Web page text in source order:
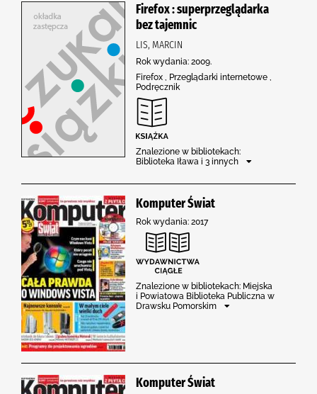
Firefox : superprzeglądarka
bez tajemnic
LIS, MARCIN
Rok wydania: 2009.
Firefox , Przeglądarki internetowe ,
Podręcznik
Znalezione w bibliotekach:
Biblioteka Iława i 3 innych
Komputer Świat
Rok wydania: 2017
Znalezione w bibliotekach: Miejska
i Powiatowa Biblioteka Publiczna w
Drawsku Pomorskim
Komputer Świat